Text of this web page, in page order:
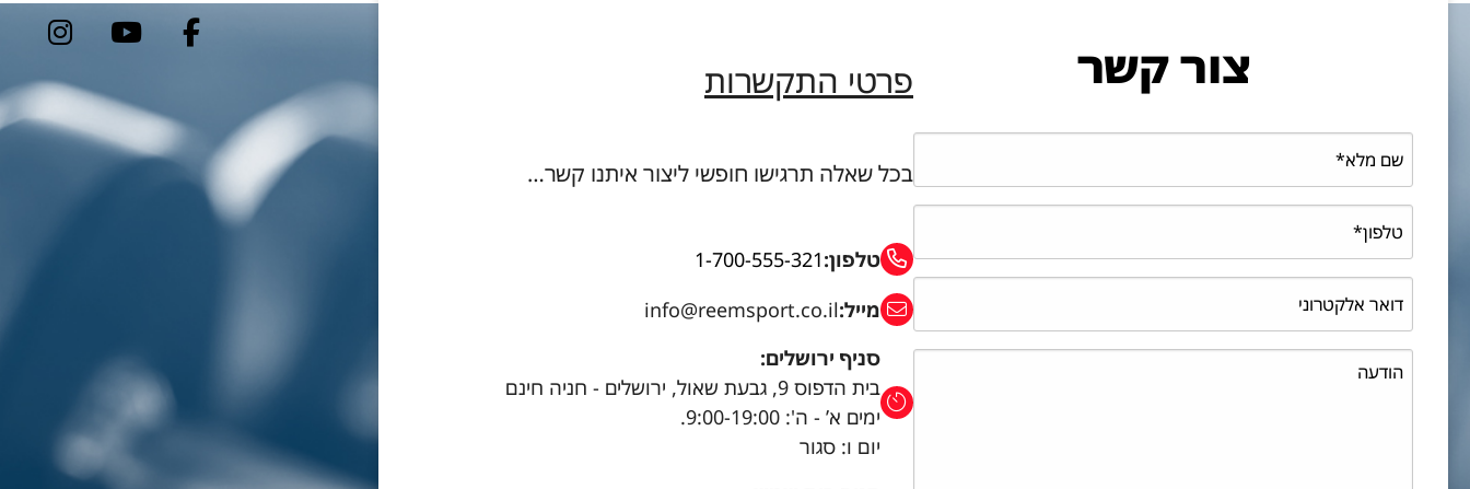
צור קשר פרטי התקשרות
בכל שאלה תרגישו חופשי ליצור איתנו קשר…
טלפון:1-700-555-321
מייל:info@reemsport.co.il
סניף ירושלים:
בית הדפוס 9, גבעת שאול, ירושלים - חניה חינם
ימים א’ - ה': 9:00-19:00.
יום ו: סגור